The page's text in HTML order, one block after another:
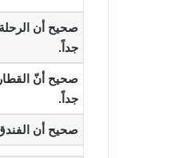
‫صحيح أن الرحلة
جداً.‬
‫صحيح أنّ
جداً.‬
‫صحيح أن الفندق